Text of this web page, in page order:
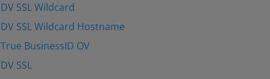
SSL Wildcard
SSL Wildcard Hostname
BusinessID OV
SSL